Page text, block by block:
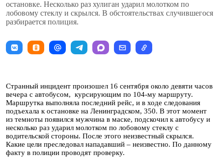
остановке. Несколько раз хулиган ударил молотком по
лобовому стеклу и скрылся. В обстоятельствах случившегося
разбирается полиция.
Странный инцидент произошел 16 сентября около девяти часов
вечера с автобусом, курсирующим по 104-му маршруту.
Маршрутка выполняла последний рейс, и в ходе следования
подъехала к остановке на Ленинградском, 350. В этот момент
из темноты появился мужчина в маске, подскочил к автобусу и
несколько раз ударил молотком по лобовому стеклу с
водительской стороны. После этого неизвестный скрылся.
Какие цели преследовал нападавший – неизвестно. По данному
факту в полиции проводят проверку.